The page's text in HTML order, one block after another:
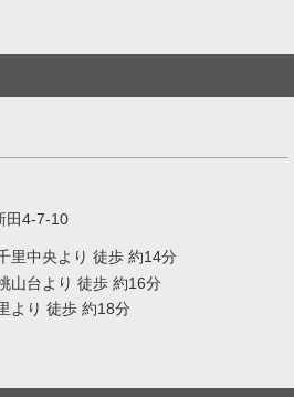
田4-7-10
里中央より 徒歩 約14分
山台より 徒歩 約16分
より 徒歩 約18分